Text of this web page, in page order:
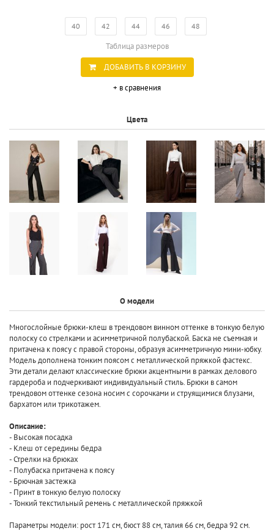
40 42 44 46 48
Таблица размеров
ДОБАВИТЬ В КОРЗИНУ
+ в сравнения
Цвета
О модели
Многослойные брюки-клеш в трендовом винном оттенке в тонкую белую
полоску со стрелками и асимметричной полубаской. Баска не съемная и
притачена к поясу с правой стороны, образуя асимметричную мини-юбку.
Модель дополнена тонким поясом с металлической пряжкой фастекс.
Эти детали делают классические брюки акцентными в рамках делового
гардероба и подчеркивают индивидуальный стиль. Брюки в самом
трендовом оттенке сезона носим с сорочками и струящимися блузами,
бархатом или трикотажем.
Описание:
- Высокая посадка
- Клеш от середины бедра
- Стрелки на брюках
- Полубаска притачена к поясу
- Брючная застежка
- Принт в тонкую белую полоску
- Тонкий текстильный ремень с металлической пряжкой
Параметры модели: рост 171 см, бюст 88 см, талия 66 см, бедра 92 см.